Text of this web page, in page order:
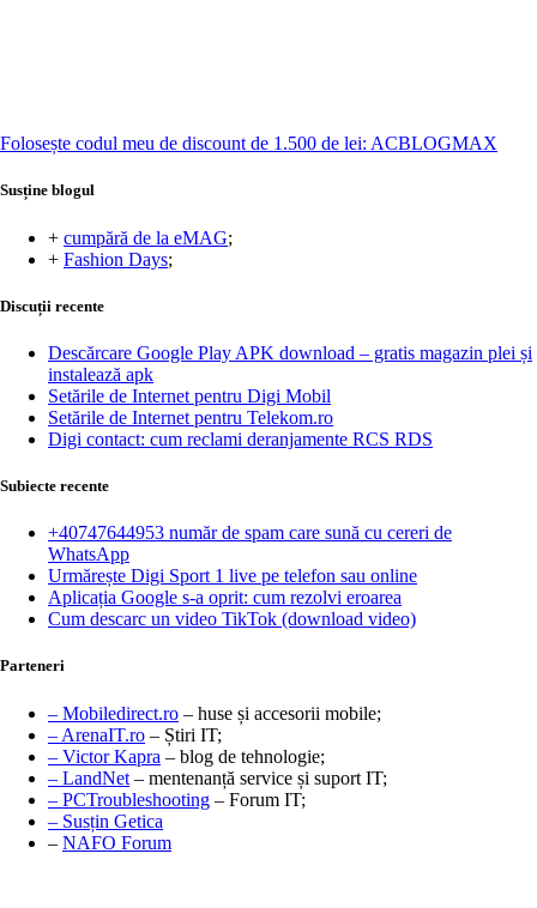
Folosește codul meu de discount de 1.500 de lei: ACBLOGMAX
Susține blogul
+ cumpără de la eMAG;
+ Fashion Days;
Discuții recente
Descărcare Google Play APK download – gratis magazin plei și
instalează apk
Setările de Internet pentru Digi Mobil
Setările de Internet pentru Telekom.ro
Digi contact: cum reclami deranjamente RCS RDS
Subiecte recente
+40747644953 număr de spam care sună cu cereri de
WhatsApp
Urmărește Digi Sport 1 live pe telefon sau online
Aplicația Google s-a oprit: cum rezolvi eroarea
Cum descarc un video TikTok (download video)
Parteneri
– Mobiledirect.ro – huse și accesorii mobile;
– ArenaIT.ro – Știri IT;
– Victor Kapra – blog de tehnologie;
– LandNet – mentenanță service și suport IT;
– PCTroubleshooting – Forum IT;
– Susțin Getica
– NAFO Forum